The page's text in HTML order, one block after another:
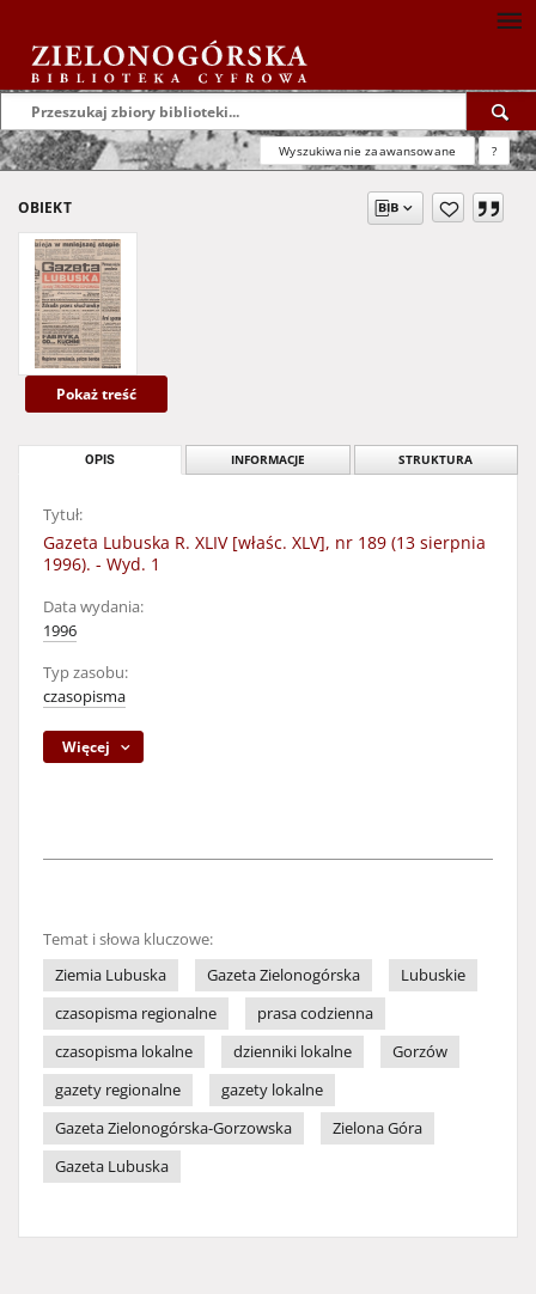
Wyszukiwanie zaawansowane ?
OBIEKT
Pokaż treść
OPIS INFORMACJE STRUKTURA
Tytuł:
Gazeta Lubuska R. XLIV [właśc. XLV], nr 189 (13 sierpnia
1996). - Wyd. 1
Data wydania:
1996
Typ zasobu:
czasopisma
Więcej
Temat i słowa kluczowe:
Ziemia Lubuska
Gazeta Zielonogórska
Lubuskie
czasopisma regionalne
prasa codzienna
czasopisma lokalne
dzienniki lokalne
Gorzów
gazety regionalne
gazety lokalne
Gazeta Zielonogórska-Gorzowska
Zielona Góra
Gazeta Lubuska